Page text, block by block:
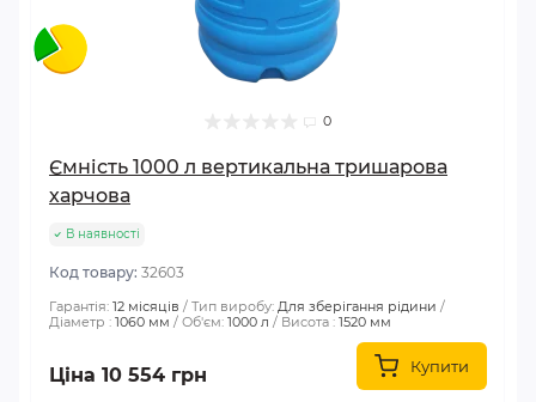
0
Ємність 1000 л вертикальна тришарова
харчова
В наявності
Код товару: 32603
Гарантія: 12 місяців Тип виробу: Для зберігання рідини
Діаметр : 1060 мм Об'єм: 1000 л Висота : 1520 мм
Ціна 10 554 грн Купити